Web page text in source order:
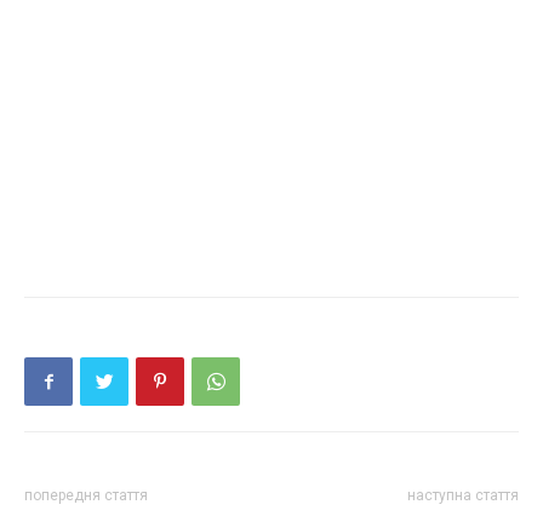
попередня стаття наступна стаття